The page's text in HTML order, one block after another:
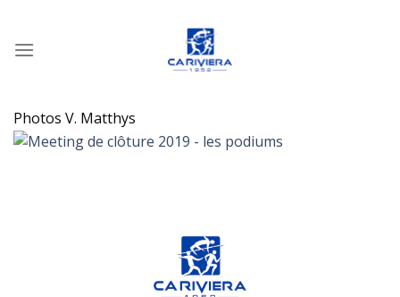
contenu
Photos V. Matthys